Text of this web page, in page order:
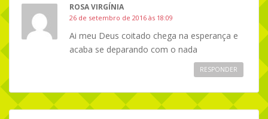
ROSA VIRGÍNIA
26 de setembro de 2016 às 18:09
Ai meu Deus coitado chega na esperança e
acaba se deparando com o nada
RESPONDER